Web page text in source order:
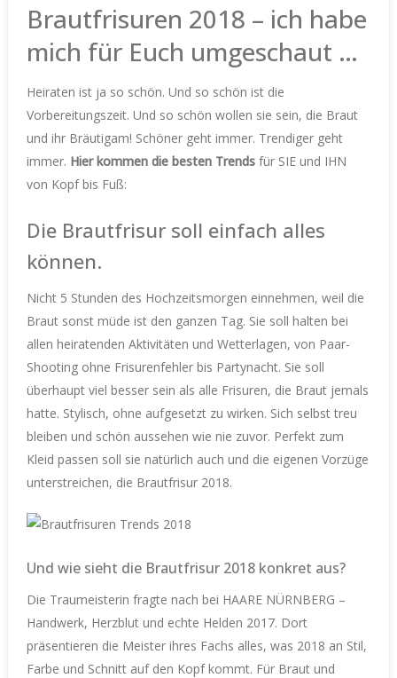
Brautfrisuren 2018 – ich habe
mich für Euch umgeschaut …
Heiraten ist ja so schön. Und so schön ist die
Vorbereitungszeit. Und so schön wollen sie sein, die Braut
und ihr Bräutigam! Schöner geht immer. Trendiger geht
immer. Hier kommen die besten Trends für SIE und IHN
von Kopf bis Fuß:
Die Brautfrisur soll einfach alles
können.
Nicht 5 Stunden des Hochzeitsmorgen einnehmen, weil die
Braut sonst müde ist den ganzen Tag. Sie soll halten bei
allen heiratenden Aktivitäten und Wetterlagen, von Paar-
Shooting ohne Frisurenfehler bis Partynacht. Sie soll
überhaupt viel besser sein als alle Frisuren, die Braut jemals
hatte. Stylisch, ohne aufgesetzt zu wirken. Sich selbst treu
bleiben und schön aussehen wie nie zuvor. Perfekt zum
Kleid passen soll sie natürlich auch und die eigenen Vorzüge
unterstreichen, die Brautfrisur 2018.
Und wie sieht die Brautfrisur 2018 konkret aus?
Die Traumeisterin fragte nach bei HAARE NÜRNBERG –
Handwerk, Herzblut und echte Helden 2017. Dort
präsentieren die Meister ihres Fachs alles, was 2018 an Stil,
Farbe und Schnitt auf den Kopf kommt. Für Braut und